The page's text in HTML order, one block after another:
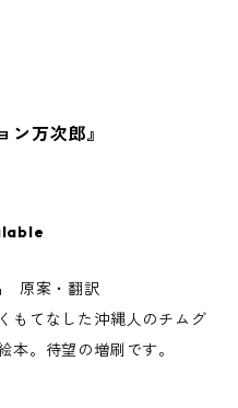
ン万次郎』
原案・翻訳
もてなした沖縄人のチムグ
本。待望の増刷です。